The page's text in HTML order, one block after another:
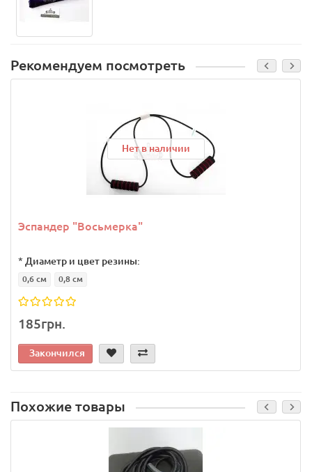
Рекомендуем посмотреть
Нет в наличии
Эспандер "Восьмерка"
* Диаметр и цвет резины:
0,6 см 0,8 см
185грн.
Закончился
Похожие товары